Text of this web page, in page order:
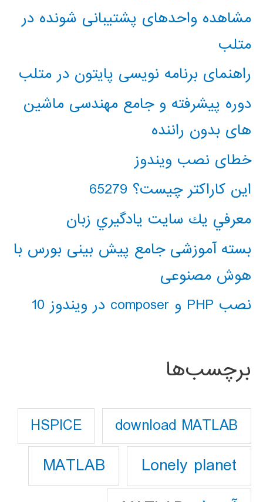
مشاهده واحدهای پشتیبانی شونده در
متلب
راهنمای برنامه نویسی پایتون در متلب
دوره پیشرفته و جامع مهندسی ماشین
های بدون راننده
خطای نصب ویندوز
این کاراکتر چیست؟ 65279
معرفي يك سايت يادگيري زبان
بسته آموزشی جامع پیش بینی بورس با
هوش مصنوعی
نصب PHP و composer در ویندوز 10
برچسب‌ها
download MATLAB
HSPICE
Lonely planet
MATLAB